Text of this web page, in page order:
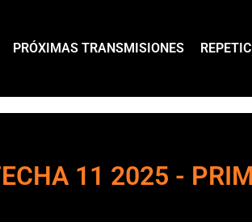
PRÓXIMAS TRANSMISIONES
11 2025 -